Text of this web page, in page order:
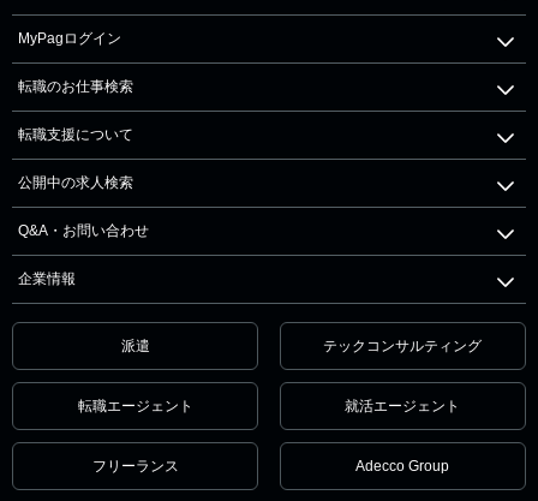
MyPagログイン
転職のお仕事検索
転職支援について
公開中の求人検索
Q&A・お問い合わせ
企業情報
派遣 テックコンサルティング
転職エージェント 就活エージェント
フリーランス Adecco Group